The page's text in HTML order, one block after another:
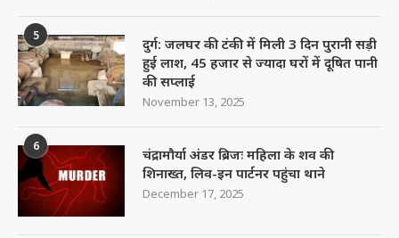
5
दुर्ग: जलघर की टंकी में मिली 3 दिन पुरानी सड़ी
हुई लाश, 45 हजार से ज्यादा घरों में दूषित पानी
की सप्लाई
November 13, 2025
6
चंद्रामौर्या अंडर ब्रिजः महिला के शव की
शिनाख्त, लिव-इन पार्टनर पहुंचा थाने
December 17, 2025